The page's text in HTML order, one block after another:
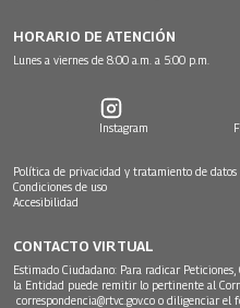
HORARIO DE ATENCIÓN
Lunes a viernes de 8:00 a.m. a 5:00 p.m.
Instagram
Política de privacidad y tratamiento de datos
Condiciones de uso
Accesibilidad
CONTACTO VIRTUAL
Estimado Ciudadano: Para radicar
la Entidad puede remitir lo pertinente al
correspondencia@rtvc.gov.co o diligenciar el